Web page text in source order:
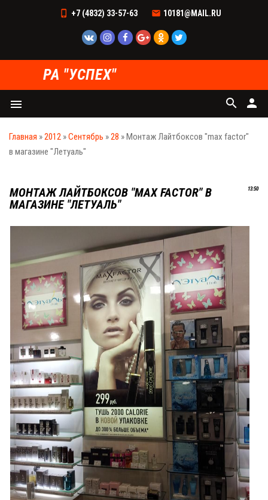
+7 (4832) 33-57-63 10181@MAIL.RU
РА "УСПЕХ"
menu person
search
Главная »2012 »Сентябрь »28 » Монтаж Лайтбоксов "max factor"
в магазине "Летуаль"
13:50
МОНТАЖ ЛАЙТБОКСОВ "MAX FACTOR" В
МАГАЗИНЕ "ЛЕТУАЛЬ"